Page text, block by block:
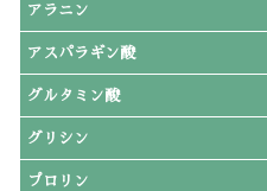
アラニン
アスパラギン酸
グルタミン酸
グリシン
プロリン